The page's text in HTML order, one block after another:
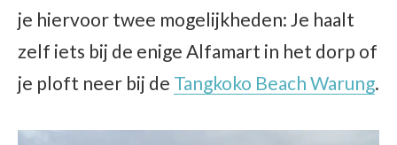
je hiervoor twee mogelijkheden: Je haalt
zelf iets bij de enige Alfamart in het dorp of
je ploft neer bij de Tangkoko Beach Warung.